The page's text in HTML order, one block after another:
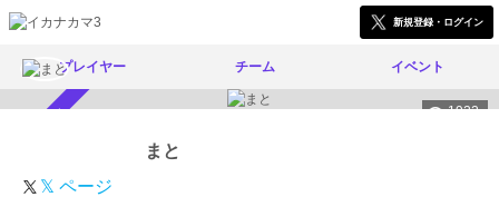
新規登録・ログイン
プレイヤー チーム イベント
1922
まと
𝕏 ページ